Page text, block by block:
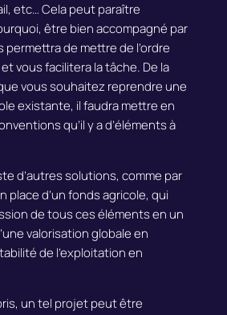
etc…Cela peut paraître
être bien accompagné par
permettra de mettre de l’ordre
vous facilitera la tâche. De la
vous souhaitez reprendre une
existante, il faudra mettre en
qu’il y a d’éléments à
d’autres solutions, comme par
place d’un fonds agricole, qui
de tous ces éléments en un
valorisation globale en
de l’exploitation en
un tel projet peut être